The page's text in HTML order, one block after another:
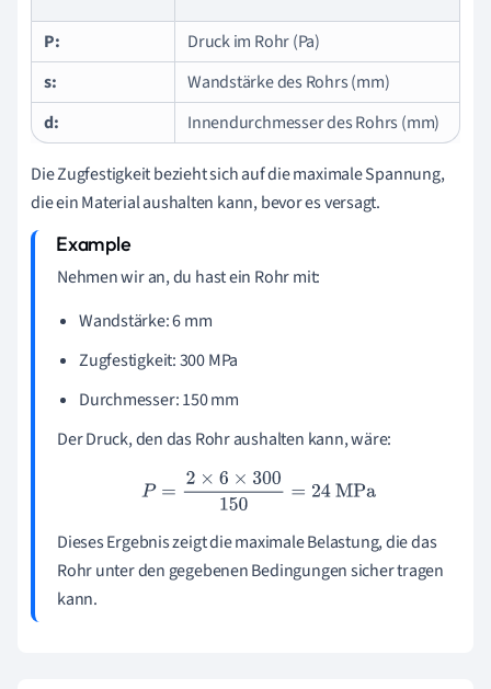
P:
Druck im Rohr (Pa)
s:
Wandstärke des Rohrs (mm)
d:
Innendurchmesser des Rohrs (mm)
Die Zugfestigkeit bezieht sich auf die maximale Spannung,
die ein Material aushalten kann, bevor es versagt.
Nehmen wir an, du hast ein Rohr mit:
Wandstärke: 6 mm
Zugfestigkeit: 300 MPa
Durchmesser: 150 mm
Der Druck, den das Rohr aushalten kann, wäre:
P=2×6×300150= 24 MPa
Dieses Ergebnis zeigt die maximale Belastung, die das
Rohr unter den gegebenen Bedingungen sicher tragen
kann.